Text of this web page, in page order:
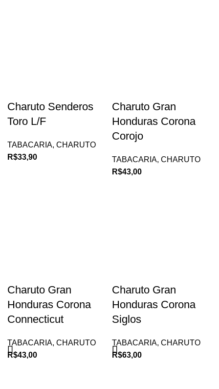
Charuto Senderos
Toro L/F
TABACARIA, CHARUTO
R$33,90
Charuto Gran
Honduras Corona
Corojo
TABACARIA, CHARUTO
R$43,00
Charuto Gran
Honduras Corona
Connecticut
TABACARIA, CHARUTO
R$43,00
Charuto Gran
Honduras Corona
Siglos
TABACARIA, CHARUTO
R$63,00